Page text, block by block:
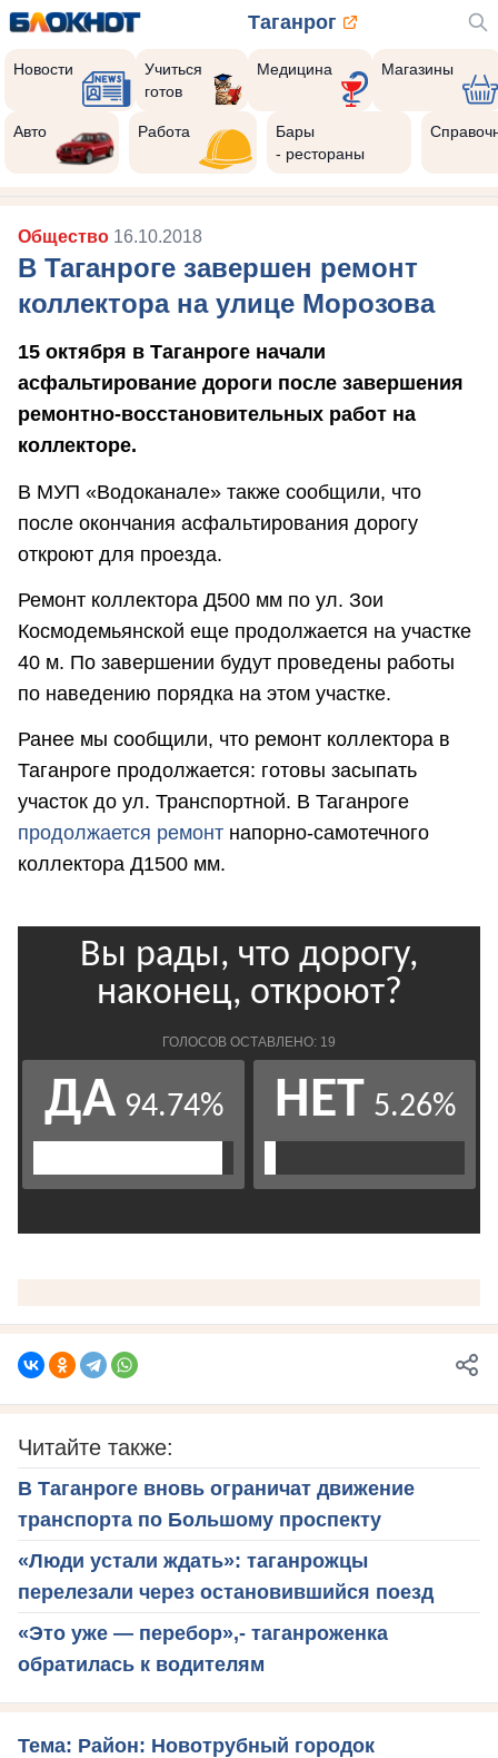
Таганрог
Новости
Учиться
готов
Медицина Магазины
Авто Работа
Бары
- рестораны
Общество 16.10.2018
В Таганроге завершен ремонт
коллектора на улице Морозова
15 октября в Таганроге начали
асфальтирование дороги после завершения
ремонтно-восстановительных работ на
коллекторе.
В МУП «Водоканале» также сообщили, что
после окончания асфальтирования дорогу
откроют для проезда.
Ремонт коллектора Д500 мм по ул. Зои
Космодемьянской еще продолжается на участке
40 м. По завершении будут проведены работы
по наведению порядка на этом участке.
Ранее мы сообщили, что ремонт коллектора в
Таганроге продолжается: готовы засыпать
участок до ул. Транспортной. В Таганроге
продолжается ремонт напорно-самотечного
коллектора Д1500 мм.
Читайте также:
В Таганроге вновь ограничат движение
транспорта по Большому проспекту
«Люди устали ждать»: таганрожцы
перелезали через остановившийся поезд
«Это уже — перебор»,- таганроженка
обратилась к водителям
Тема: Район: Новотрубный городок